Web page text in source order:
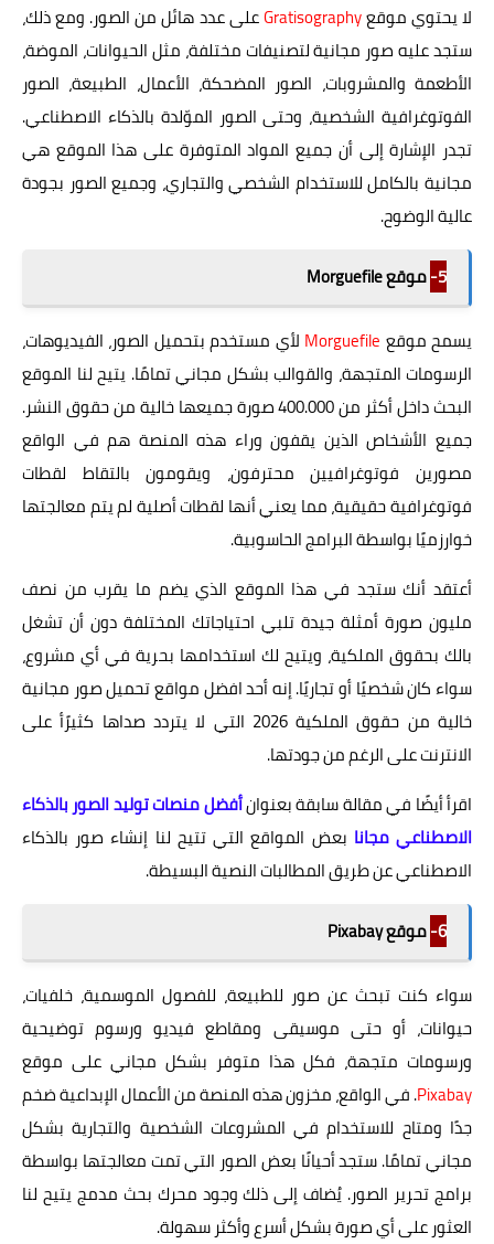
لا يحتوي موقعGratisographyعلى عدد هائل من الصور. ومع ذلك،
ستجد عليه صور مجانية لتصنيفات مختلفة، مثل الحيوانات، الموضة،
الأطعمة والمشروبات، الصور المضحكة، الأعمال، الطبيعة، الصور
الفوتوغرافية الشخصية، وحتى الصور الموّلدة بالذكاء الاصطناعي.
تجدر الإشارة إلى أن جميع المواد المتوفرة على هذا الموقع هي
مجانية بالكامل للاستخدام الشخصي والتجاري، وجميع الصور بجودة
عالية الوضوح.
5- موقع Morguefile
يسمح موقع Morguefile لأي مستخدم بتحميل الصور، الفيديوهات،
الرسومات المتجهة، والقوالب بشكل مجاني تمامًا. يتيح لنا الموقع
البحث داخل أكثر من 400.000 صورة جميعها خالية من حقوق النشر.
جميع الأشخاص الذين يقفون وراء هذه المنصة هم في الواقع
مصورين فوتوغرافيين محترفون، ويقومون بالتقاط لقطات
فوتوغرافية حقيقية، مما يعني أنها لقطات أصلية لم يتم معالجتها
خوارزميًا بواسطة البرامج الحاسوبية.
أعتقد أنك ستجد في هذا الموقع الذي يضم ما يقرب من نصف
مليون صورة أمثلة جيدة تلبي احتياجاتك المختلفة دون أن تشغل
بالك بحقوق الملكية، ويتيح لك استخدامها بحرية في أي مشروع،
سواء كان شخصيًا أو تجاريًا. إنه أحد افضل مواقع تحميل صور مجانية
خالية من حقوق الملكية 2026 التي لا يتردد صداها كثيرًأ على
الانترنت على الرغم من جودتها.
اقرأ أيضًا في مقالة سابقة بعنوانأفضل منصات توليد الصور بالذكاء
الاصطناعي مجانا بعض المواقع التي تتيح لنا إنشاء صور بالذكاء
الاصطناعي عن طريق المطالبات النصية البسيطة.
6- موقع Pixabay
سواء كنت تبحث عن صور للطبيعة، للفصول الموسمية، خلفيات،
حيوانات، أو حتى موسيقى ومقاطع فيديو ورسوم توضيحية
ورسومات متجهة، فكل هذا متوفر بشكل مجاني على موقع
Pixabay. في الواقع، مخزون هذه المنصة من الأعمال الإبداعية ضخم
جدًا ومتاح للاستخدام في المشروعات الشخصية والتجارية بشكل
مجاني تمامًا. ستجد أحيانًا بعض الصور التي تمت معالجتها بواسطة
برامج تحرير الصور. يُضاف إلى ذلك وجود محرك بحث مدمج يتيح لنا
العثور على أي صورة بشكل أسرع وأكثر سهولة.